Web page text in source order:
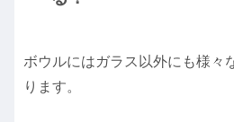
ボウルにはガラス以外にも様々
ります。